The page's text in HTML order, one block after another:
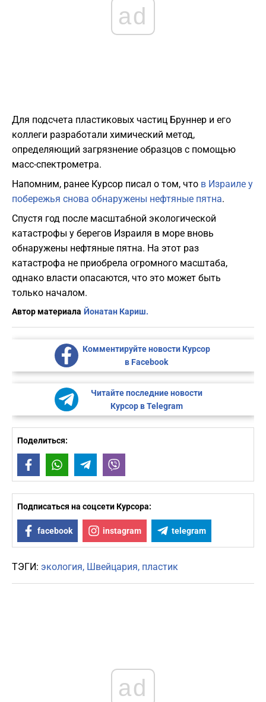
ad
Для подсчета пластиковых частиц Бруннер и его
коллеги разработали химический метод,
определяющий загрязнение образцов с помощью
масс-спектрометра.
Напомним, ранее Курсор писал о том, что в Израиле у
побережья снова обнаружены нефтяные пятна.
Спустя год после масштабной экологической
катастрофы у берегов Израиля в море вновь
обнаружены нефтяные пятна. На этот раз
катастрофа не приобрела огромного масштаба,
однако власти опасаются, что это может быть
только началом.
Автор материала Йонатан Кариш.
Комментируйте новости Курсор
в Facebook
Читайте последние новости
Курсор в Telegram
Поделиться:
FacebookWhatsAppTelegram
Подписаться на соцсети Курсора:
facebook instagram telegram
ТЭГИ: экология Швейцария пластик
ad